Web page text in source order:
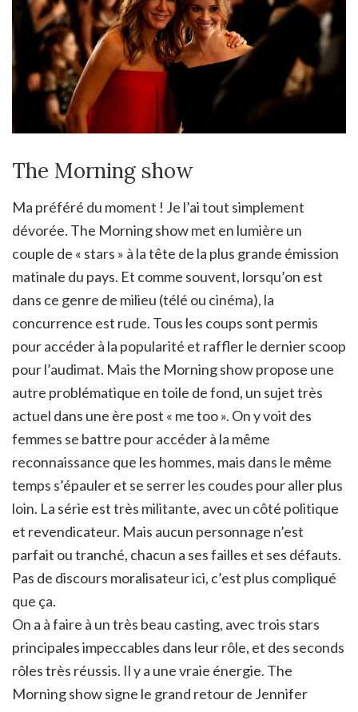
The Morning show
Ma préféré du moment ! Je l’ai tout simplement
dévorée. The Morning show met en lumière un
couple de « stars » à la tête de la plus grande émission
matinale du pays. Et comme souvent, lorsqu’on est
dans ce genre de milieu (télé ou cinéma), la
concurrence est rude. Tous les coups sont permis
pour accéder à la popularité et raffler le dernier scoop
pour l’audimat. Mais the Morning show propose une
autre problématique en toile de fond, un sujet très
actuel dans une ère post « me too ». On y voit des
femmes se battre pour accéder à la même
reconnaissance que les hommes, mais dans le même
temps s’épauler et se serrer les coudes pour aller plus
loin. La série est très militante, avec un côté politique
et revendicateur. Mais aucun personnage n’est
parfait ou tranché, chacun a ses failles et ses défauts.
Pas de discours moralisateur ici, c’est plus compliqué
que ça.
On a à faire à un très beau casting, avec trois stars
principales impeccables dans leur rôle, et des seconds
rôles très réussis. Il y a une vraie énergie. The
Morning show signe le grand retour de Jennifer